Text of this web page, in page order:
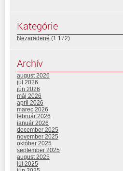
Kategórie
Nezaradené (1 172)
Archív
august 2026
júl 2026
jún 2026
máj 2026
apríl 2026
marec 2026
február 2026
január 2026
december 2025
november 2025
október 2025
september 2025
august 2025
júl 2025